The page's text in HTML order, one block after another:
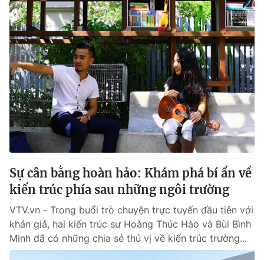
Giải sao mai
Làm đẹp
Chất lượng cuộc sống
Tuyển sinh
Học trực tuyến
Công nghệ
Hitech Công nghệ tương lai
Sản phẩm
Thị trường
Tư vấn
Giao lưu trực tuyến
Lịch phát sóng
Chuyên mục khác
Emagazine Podcast
Photo Infographic
Video Shorts video
Sự cân bằng hoàn hảo: Khám phá bí ẩn về
kiến trúc phía sau những ngôi trường
VTV.vn - Trong buổi trò chuyện trực tuyến đầu tiên với
khán giả, hai kiến trúc sư Hoàng Thúc Hào và Bùi Bình
Minh đã có những chia sẻ thú vị về kiến trúc trường...